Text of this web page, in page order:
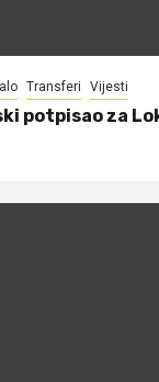
Transferi Vijesti
potpisao za